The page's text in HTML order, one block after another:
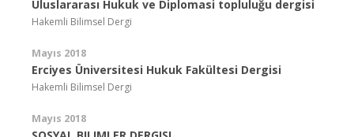
Uluslararası Hukuk ve Diplomasi topluluğu dergisi
Hakemli Bilimsel Dergi
Mayıs 2018
Erciyes Üniversitesi Hukuk Fakültesi Dergisi
Hakemli Bilimsel Dergi
Mayıs 2018